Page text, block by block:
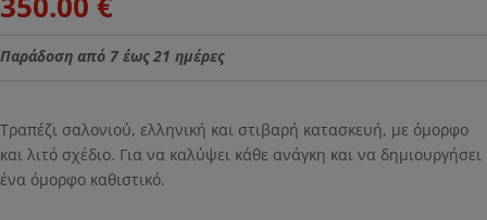
Παράδοση από 7 έως 21 ημέρες
Τραπέζι σαλονιού, ελληνική και στιβαρή κατασκευή, με όμορφο
και λιτό σχέδιο. Για να καλύψει κάθε ανάγκη και να δημιουργήσει
ένα όμορφο καθιστικό.